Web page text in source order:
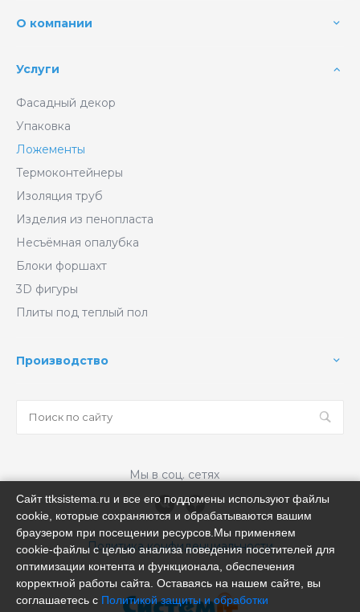
О компании
Услуги
Фасадный декор
Упаковка
Ложементы
Термоконтейнеры
Изоляция труб
Изделия из пенопласта
Несъёмная опалубка
Блоки форшахт
3D фигуры
Плиты под теплый пол
Производство
Мы в соц. сетях
Политика конфиденциальности
Сайт ttksistema.ru и все его поддомены используют файлы
cookie, которые сохраняются и обрабатываются вашим
браузером при посещении ресурсов.Мы применяем
cookie‑файлы с целью анализа поведения посетителей для
оптимизации контента и функционала, обеспечения
корректной работы сайта. Оставаясь на нашем сайте, вы
соглашаетесь с Политикой защиты и обработки